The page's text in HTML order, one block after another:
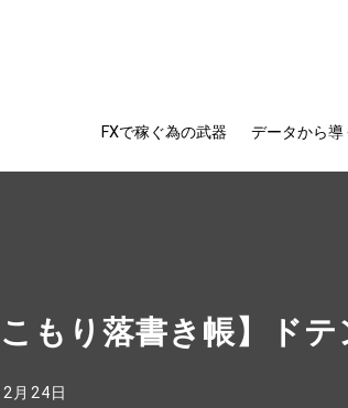
FXで稼ぐ為の武器 データから導
こもり落書き帳】ド
月24日